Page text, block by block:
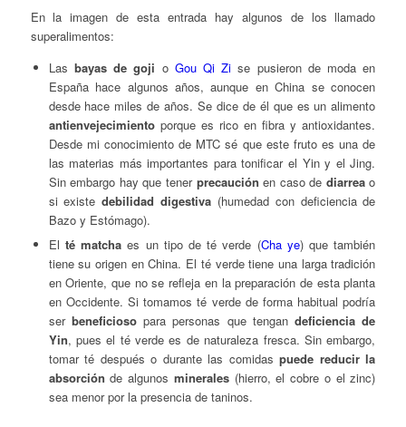
En la imagen de esta entrada hay algunos de los llamado
superalimentos:
Las bayas de goji o Gou Qi Zi se pusieron de moda en
España hace algunos años, aunque en China se conocen
desde hace miles de años. Se dice de él que es un alimento
antienvejecimientoporque es rico en fibra y antioxidantes.
Desde mi conocimiento de MTC sé que este fruto es una de
las materias más importantes para tonificar el Yin y el Jing.
Sin embargo hay que tener precaución en caso de diarreao
si existedebilidad digestiva (humedad con deficiencia de
Bazo y Estómago).
El té matchaes un tipo de té verde (Cha ye) que también
tiene su origen en China. El té verde tiene una larga tradición
en Oriente, que no se refleja en la preparación de esta planta
en Occidente. Si tomamos té verde de forma habitual podría
ser beneficiosopara personas que tengandeficiencia de
Yin, pues el té verde es de naturaleza fresca. Sin embargo,
tomar té después o durante las comidaspuede reducir la
absorción de algunos minerales(hierro, el cobre o el zinc)
sea menor por la presencia de taninos.